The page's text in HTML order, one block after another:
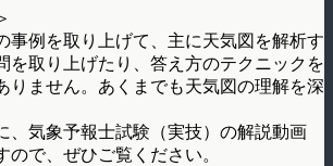
事例を取り上げて、主に天気図を解析す
を取り上げたり、答え方のテクニックを
りません。あくまでも天気図の理解を深
、気象予報士試験（実技）の解説動画
ので、ぜひご覧ください。